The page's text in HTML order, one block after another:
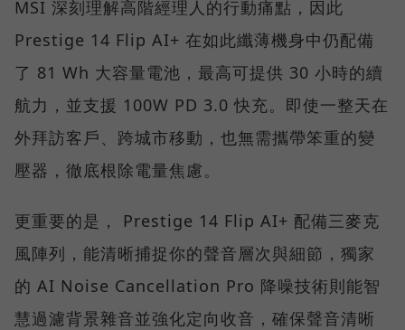
MSI 深刻理解高階經理人的行動痛點，因此
Prestige 14 Flip AI+ 在如此纖薄機身中仍配備
了 81 Wh 大容量電池，最高可提供 30 小時的續
航力，並支援 100W PD 3.0 快充。即使一整天在
外拜訪客戶、跨城市移動，也無需攜帶笨重的變
壓器，徹底根除電量焦慮。
更重要的是， Prestige 14 Flip AI+ 配備三麥克
風陣列，能清晰捕捉你的聲音層次與細節，獨家
的 AI Noise Cancellation Pro 降噪技術則能智
慧過濾背景雜音並強化定向收音，確保聲音清晰